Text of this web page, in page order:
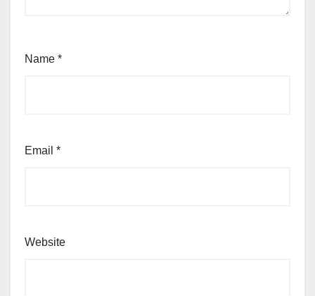
Name *
Email *
Website